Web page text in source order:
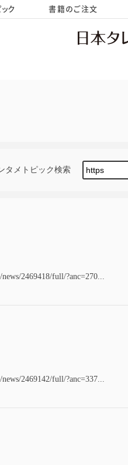
ク 書籍のご注文
タメトピック検索
2469418/full/?anc=270...
2469142/full/?anc=337...